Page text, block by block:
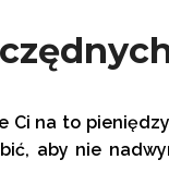
Ci na to
aby nie